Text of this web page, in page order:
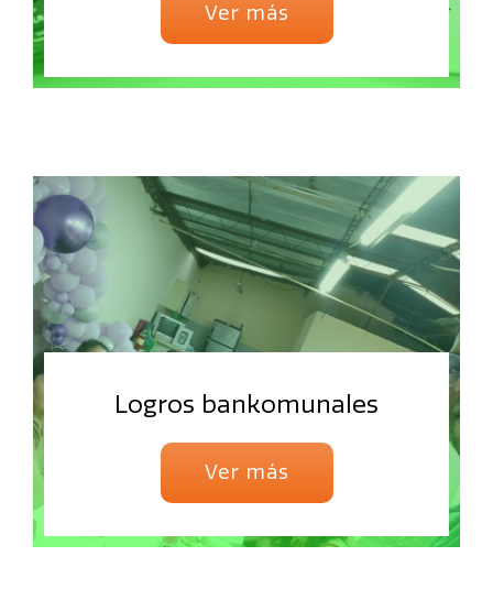
Ver más
Logros bankomunales
Ver más